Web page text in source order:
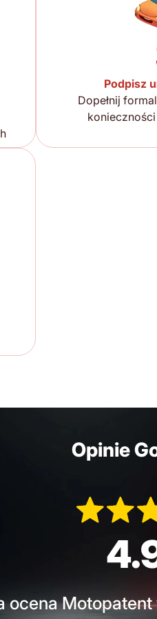
Podpisz
Dopełnij
Opinie
ocena